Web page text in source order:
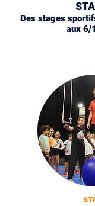
Des stages
aux 6/